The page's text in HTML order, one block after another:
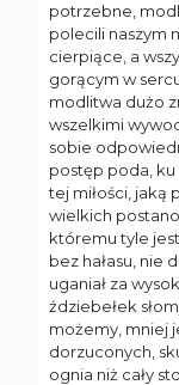
potrzebne,
polecili naszym
cierpiące, a
gorącym w
modlitwa dużo
wszelkimi
sobie
postęp poda, ku
tej miłości, jaką
wielkich
któremu tyle
bez hałasu, nie
uganiał za
ździebełek
możemy, mniej
dorzuconych,
ognia niż cały